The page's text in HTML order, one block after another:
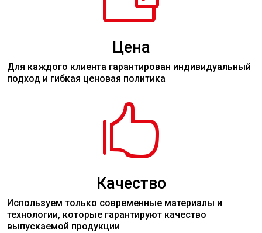
Цена
Для каждого клиента гарантирован индивидуальный
подход и гибкая ценовая политика

Качество
Используем только современные материалы и
технологии, которые гарантируют качество
выпускаемой продукции